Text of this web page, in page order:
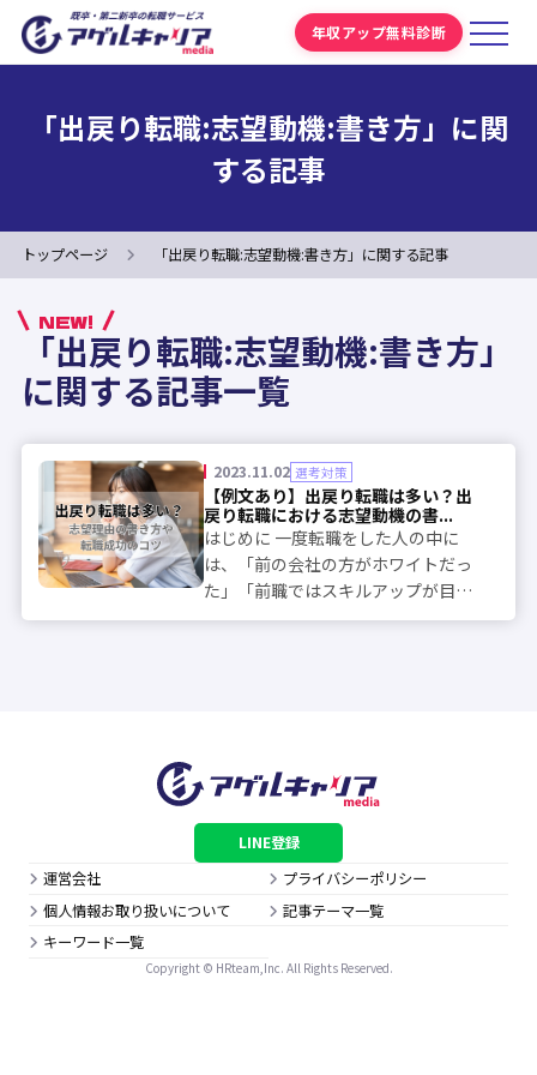
年収アップ無料診断
「出戻り転職:志望動機:書き方」に関
する記事
トップページ 「出戻り転職:志望動機:書き方」に関する記事
NEW!
「出戻り転職:志望動機:書き方」
に関する記事一覧
2023.11.02 選考対策
【例文あり】出戻り転職は多い？出
戻り転職における志望動機の書...
はじめに 一度転職をした人の中に
は、「前の会社の方がホワイトだっ
た」「前職ではスキルアップが目指
せた」などの理由から出戻り転職し
LINE登録
運営会社
プライバシーポリシー
個人情報お取り扱いについて
記事テーマ一覧
キーワード一覧
Copyright © HRteam,Inc. All Rights Reserved.